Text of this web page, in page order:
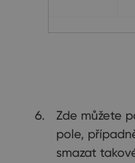
Zde můžete
pole,
smazat